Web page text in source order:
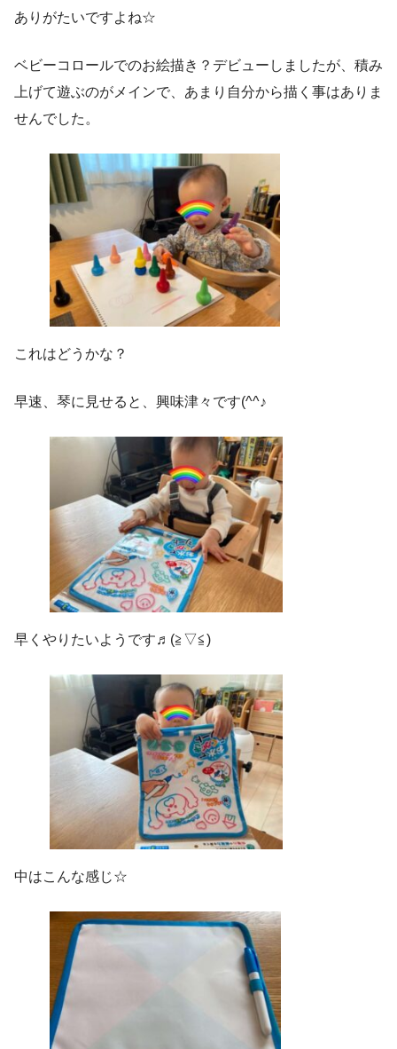
ありがたいですよね☆
ベビーコロールでのお絵描き？デビューしましたが、積み
上げて遊ぶのがメインで、あまり自分から描く事はありま
せんでした。
これはどうかな？
早速、琴に見せると、興味津々です(^^♪
早くやりたいようです♬(≧▽≦)
中はこんな感じ☆